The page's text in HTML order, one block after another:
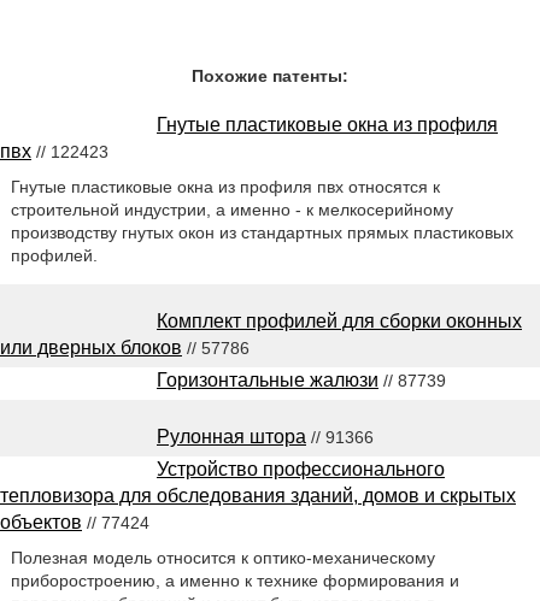
Похожие патенты:
Гнутые пластиковые окна из профиля
пвх // 122423
Гнутые пластиковые окна из профиля пвх относятся к
строительной индустрии, а именно - к мелкосерийному
производству гнутых окон из стандартных прямых пластиковых
профилей.
Комплект профилей для сборки оконных
или дверных блоков // 57786
Горизонтальные жалюзи // 87739
Рулонная штора // 91366
Устройство профессионального
тепловизора для обследования зданий, домов и скрытых
объектов // 77424
Полезная модель относится к оптико-механическому
приборостроению, а именно к технике формирования и